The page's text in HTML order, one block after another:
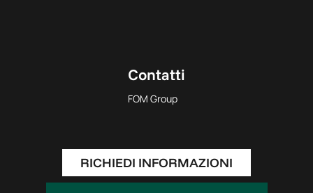
Contatti
FOM Group
RICHIEDI INFORMAZIONI